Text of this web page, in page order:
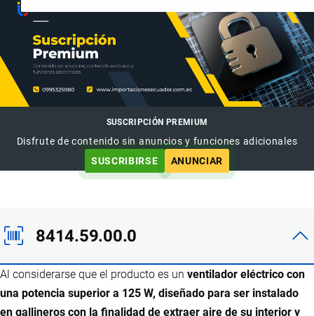
SUSCRIPCIÓN PREMIUM
Disfrute de contenido sin anuncios y funciones adicionales
SUSCRIBIRSE
ANUNCIAR
8414.59.00.0
Al considerarse que el producto es un ventilador eléctrico con
una potencia superior a 125 W, diseñado para ser instalado
en gallineros con la finalidad de extraer aire de su interior y